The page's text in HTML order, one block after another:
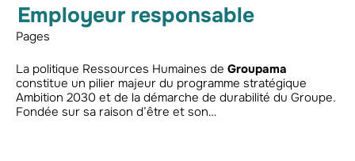
Employeur responsable
Pages
La politique Ressources Humaines de Groupama
constitue un pilier majeur du programme stratégique
Ambition 2030 et de la démarche de durabilité du Groupe.
Fondée sur sa raison d’être et son…